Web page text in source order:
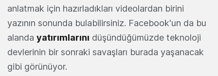
anlatmak için hazırladıkları videolardan birini
yazının sonunda bulabilirsiniz. Facebook'un da bu
alanda yatırımlarını düşündüğümüzde teknoloji
devlerinin bir sonraki savaşları burada yaşanacak
gibi görünüyor.